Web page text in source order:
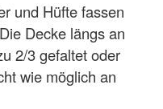
und Hüfte fassen
Decke längs an
2/3 gefaltet oder
wie möglich an